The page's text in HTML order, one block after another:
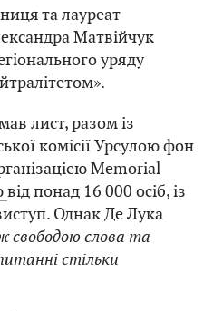
та лауреат
Матвійчук
уряду
лист, разом із
комісії Урсулою фон
Memorial
від понад 16 000 осіб, із
Однак Де Лука
свободою слова та
стільки